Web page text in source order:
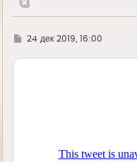
Г
е
24 дек 2019, 16:00